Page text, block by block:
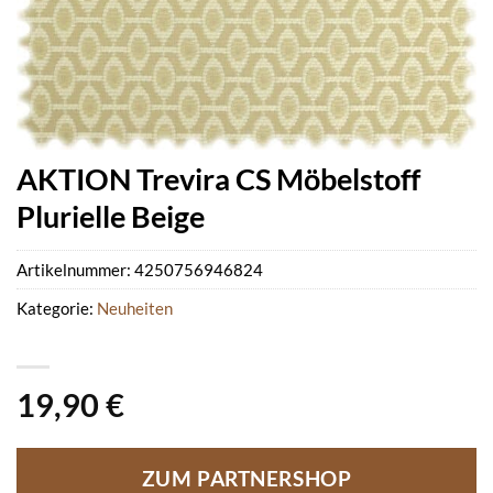
AKTION Trevira CS Möbelstoff
Plurielle Beige
19,90 €
ZUM PARTNERSHOP
Artikelnummer: 4250756946824
Kategorie: Neuheiten